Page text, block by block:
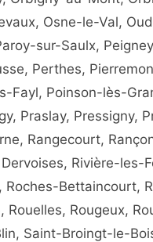
Osne-le-Val,
sur-Saulx,
Perthes,
Fayl, Poinson-lès-
Praslay, Pressigny,
Rangecourt,
Rivière-
Bettaincourt,
Rouelles, Rougeux,
Saint-Broingt-le-